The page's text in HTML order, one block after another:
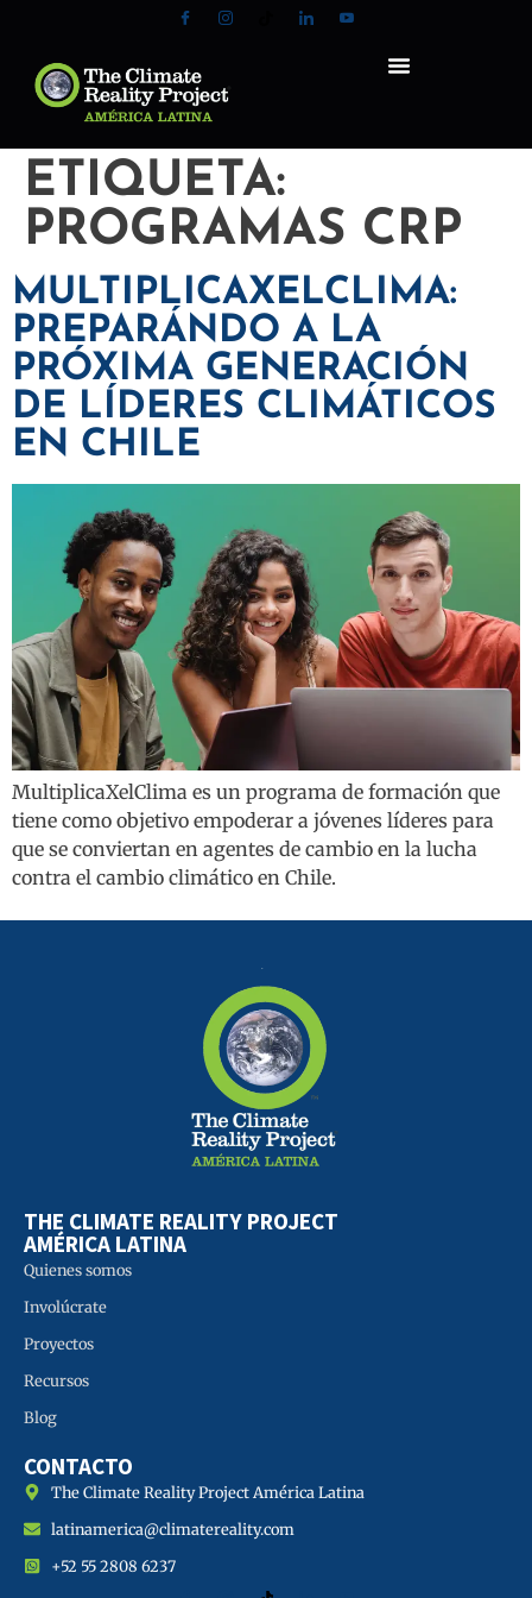
ETIQUETA:
PROGRAMAS CRP
MULTIPLICAXELCLIMA:
PREPARÁNDO A LA
PRÓXIMA GENERACIÓN
DE LÍDERES CLIMÁTICOS
EN CHILE
MultiplicaXelClima es un programa de formación que
tiene como objetivo empoderar a jóvenes líderes para
que se conviertan en agentes de cambio en la lucha
contra el cambio climático en Chile.
THE CLIMATE REALITY PROJECT
AMÉRICA LATINA
Quienes somos
Involúcrate
Proyectos
Recursos
Blog
CONTACTO
The Climate Reality Project América Latina
latinamerica@climatereality.com
+52 55 2808 6237